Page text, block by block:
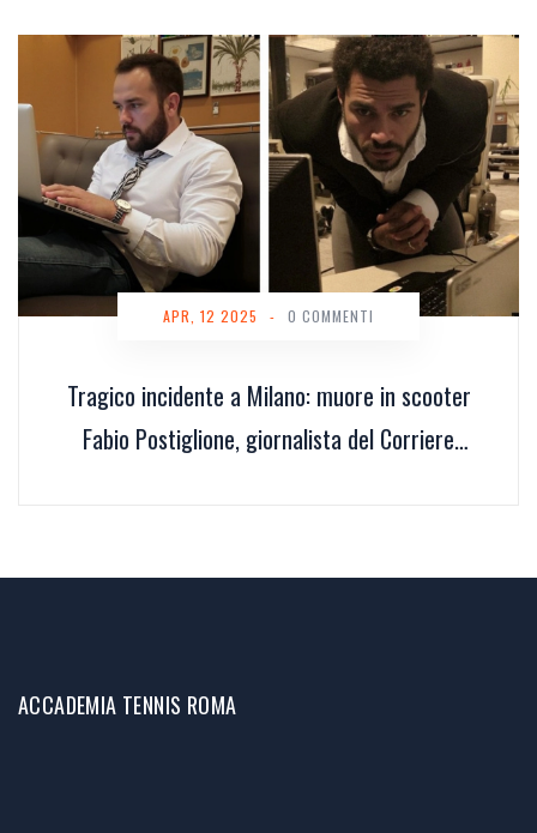
Tragico incidente a Milano: muore in scooter
Fabio Postiglione, giornalista del Corriere
APR, 12 2025 - 0 COMMENTI
ACCADEMIA TENNIS ROMA